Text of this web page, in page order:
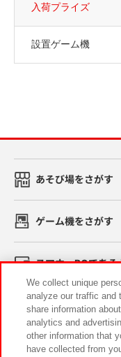
入荷プライズ
設置ゲーム機
あそび場をさがす
ゲーム機をさがす
スマホ・PCであそ
イベント・キャン
We collect unique
analyze our traffic and
share information
analytics and
other information that
have collected from